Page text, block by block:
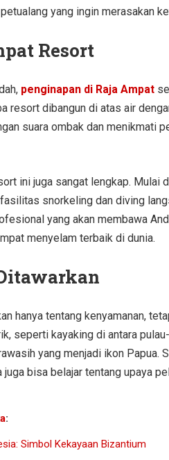
yang ingin merasakan
Resort
penginapan di Raja Ampat
resort dibangun di atas air
suara ombak dan menikmati
ini juga sangat lengkap. Mulai
snorkeling dan diving
yang akan membawa
menyelam terbaik di dunia.
hanya tentang kenyamanan,
seperti kayaking di antara
yang menjadi ikon Papua.
bisa belajar tentang upaya
:
Simbol Kekayaan Bizantium